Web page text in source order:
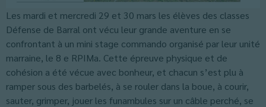
Les mardi et mercredi 29 et 30 mars les élèves des classes
Défense de Barral ont vécu leur grande aventure en se
confrontant à un mini stage commando organisé par leur unité
marraine, le 8 e RPIMa. Cette épreuve physique et de
cohésion a été vécue avec bonheur, et chacun s’est plu à
ramper sous des barbelés, à se rouler dans la boue, à courir,
sauter, grimper, jouer les funambules sur un câble perché, se